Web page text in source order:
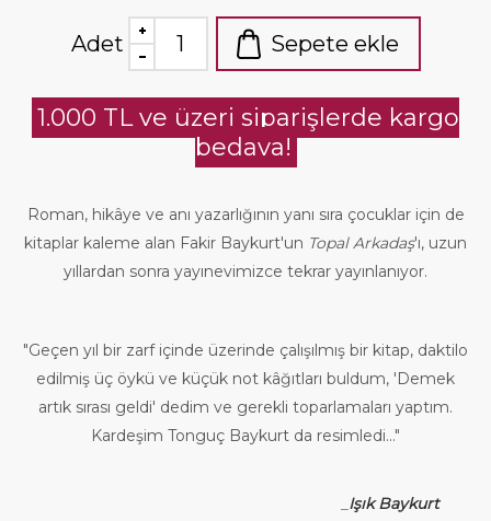
Adet Sepete ekle
1.000 TL ve üzeri siparişlerde kargo
bedava!
Roman, hikâye ve anı yazarlığının yanı sıra çocuklar için de
kitaplar kaleme alan Fakir Baykurt'un Topal Arkadaş'ı, uzun
yıllardan sonra yayınevimizce tekrar yayınlanıyor.
"Geçen yıl bir zarf içinde üzerinde çalışılmış bir kitap, daktilo
edilmiş üç öykü ve küçük not kâğıtları buldum, 'Demek
artık sırası geldi' dedim ve gerekli toparlamaları yaptım.
Kardeşim Tonguç Baykurt da resimledi..."
Işık Baykurt